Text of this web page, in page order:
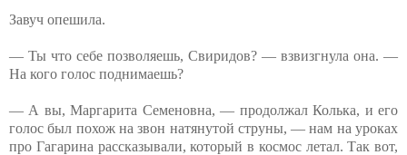
Завуч опешила.
— Ты что себе позволяешь, Свиридов? — взвизгнула она. —
На кого голос поднимаешь?
— А вы, Маргарита Семеновна, — продолжал Колька, и его
голос был похож на звон натянутой струны, — нам на уроках
про Гагарина рассказывали, который в космос летал. Так вот,